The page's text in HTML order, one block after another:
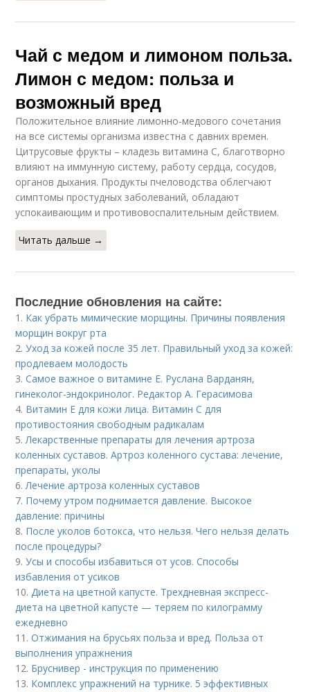
Чай с медом и лимоном польза.
Лимон с медом: польза и
возможный вред
Положительное влияние лимонно-медового сочетания
на все системы организма известна с давних времен.
Цитрусовые фрукты – кладезь витамина C, благотворно
влияют на иммунную систему, работу сердца, сосудов,
органов дыхания. Продукты пчеловодства облегчают
симптомы простудных заболеваний, обладают
успокаивающим и противовоспалительным действием.
Читать дальше →
Последние обновления на сайте:
1. Как убрать мимические морщины. Причины появления
морщин вокруг рта
2.Уход за кожей после 35 лет. Правильный уход за кожей:
продлеваем молодость
3.Самое важное о витамине Е. Руслана Варданян,
гинеколог-эндокринолог. Редактор А. Герасимова
4. Витамин Е для кожи лица. Витамин С для
противостояния свободным радикалам
5.Лекарственные препараты для лечения артроза
коленных суставов. Артроз коленного сустава: лечение,
препараты, уколы
6.Лечение артроза коленных суставов
7. Почему утром поднимается давление. Высокое
давление: причины
8. После уколов ботокса, что нельзя. Чего нельзя делать
после процедуры?
9.Усы и способы избавиться от усов. Способы
избавления от усиков
10.Диета на цветной капусте. Трехдневная экспресс-
диета на цветной капусте — теряем по килограмму
ежедневно
11.Отжимания на брусьях польза и вред. Польза от
выполнения упражнения
12. Бруснивер - инструкция по применению
13. Комплекс упражнений на турнике. 5 эффективных